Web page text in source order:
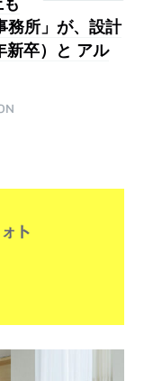
務所」が、設計
新卒）と アル